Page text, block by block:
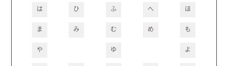
は ひ ふ へ ほ
ま み む め も
や ゆ よ